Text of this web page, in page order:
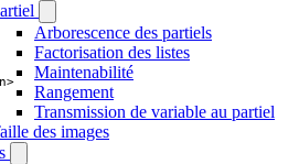
Arborescence des partiels
Factorisation des listes
Maintenabilité
Rangement
Transmission de variable au partiel
des images